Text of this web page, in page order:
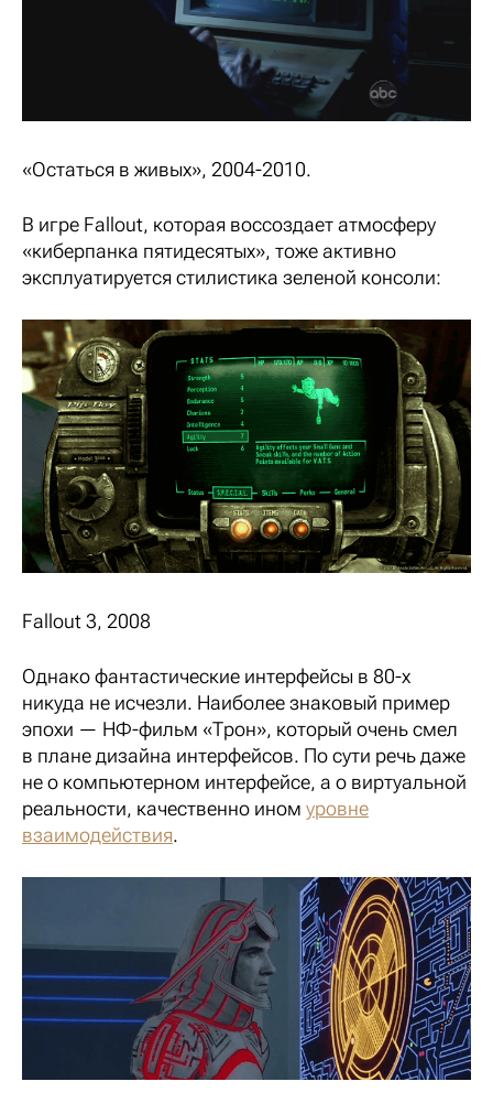
«Остаться в живых», 2004-2010.
В игре Fallout, которая воссоздает атмосферу
«киберпанка пятидесятых», тоже активно
эксплуатируется стилистика зеленой консоли:
Fallout 3, 2008
Однако фантастические интерфейсы в 80-х
никуда не исчезли. Наиболее знаковый пример
эпохи — НФ-фильм «Трон», который очень смел
в плане дизайна интерфейсов. По сути речь даже
не о компьютерном интерфейсе, а о виртуальной
реальности, качественно ином уровне
взаимодействия.